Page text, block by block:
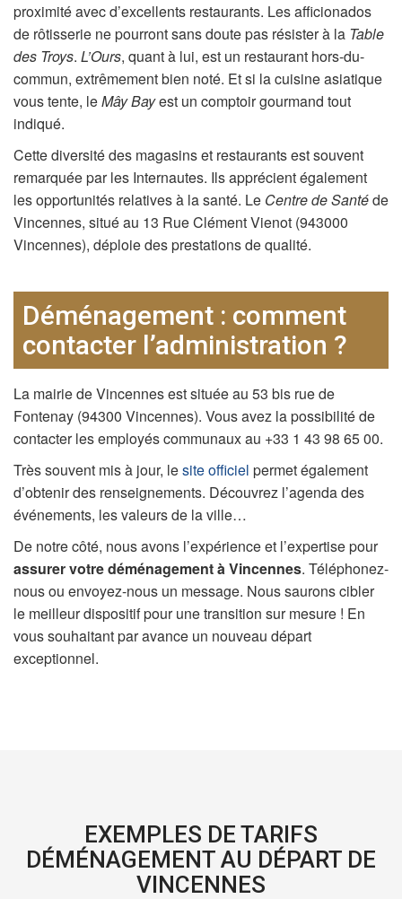
proximité avec d’excellents restaurants. Les afficionados
de rôtisserie ne pourront sans doute pas résister à la Table
des Troys. L’Ours, quant à lui, est un restaurant hors-du-
commun, extrêmement bien noté. Et si la cuisine asiatique
vous tente, leMây Bayest un comptoir gourmand tout
indiqué.
Cette diversité des magasins et restaurants est souvent
remarquée par les Internautes. Ils apprécient également
les opportunités relatives à la santé. Le Centre de Santéde
Vincennes, situé au 13 Rue Clément Vienot (943000
Vincennes), déploie des prestations de qualité.
Déménagement : comment
contacter l’administration ?
La mairie de Vincennes est située au 53 bis rue de
Fontenay (94300 Vincennes). Vous avez la possibilité de
contacter les employés communaux au +33 1 43 98 65 00.
Très souvent mis à jour, lesite officiel permet également
d’obtenir des renseignements. Découvrez l’agenda des
événements, les valeurs de la ville…
De notre côté, nous avons l’expérience et l’expertise pour
assurer votre déménagement à Vincennes. Téléphonez-
nous ou envoyez-nous un message. Nous saurons cibler
le meilleur dispositif pour une transition sur mesure ! En
vous souhaitant par avance un nouveau départ
exceptionnel.
EXEMPLES DE TARIFS
DÉMÉNAGEMENT AU DÉPART DE
VINCENNES